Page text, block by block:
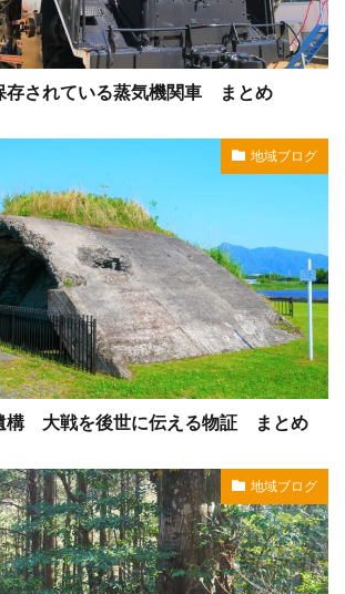
存されている蒸気機関車 まとめ
地域ブログ
構 大戦を後世に伝える物証 まとめ
地域ブログ